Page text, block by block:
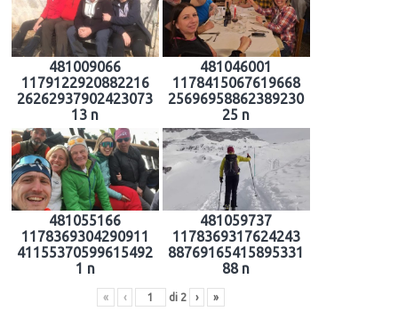
481009066
1179122920882216
26262937902423073
13 n
481046001
1178415067619668
25696958862389230
25 n
481055166
1178369304290911
41155370599615492
1 n
481059737
1178369317624243
88769165415895331
88 n
« ‹ di 2 › »